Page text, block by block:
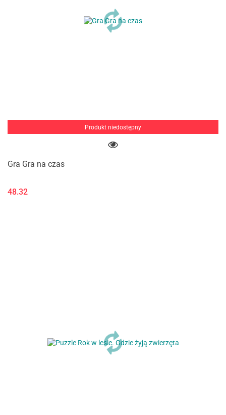
Produkt niedostępny
Gra Gra na czas
48.32